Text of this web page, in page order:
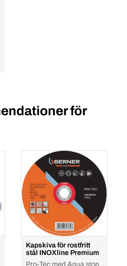
för
Kapskiva för rostfritt
stål INOXline Premium
Pro-Tec med Aqua stop